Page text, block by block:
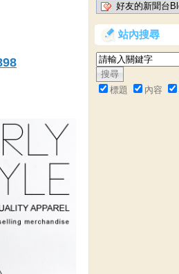
好友的新聞台
站內搜尋
標題 內容